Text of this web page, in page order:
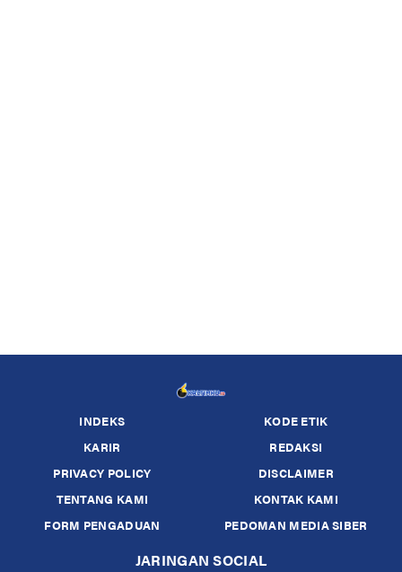
INDEKS
KODE ETIK
KARIR
REDAKSI
PRIVACY POLICY
DISCLAIMER
TENTANG KAMI
KONTAK KAMI
FORM PENGADUAN
PEDOMAN MEDIA SIBER
JARINGAN SOCIAL